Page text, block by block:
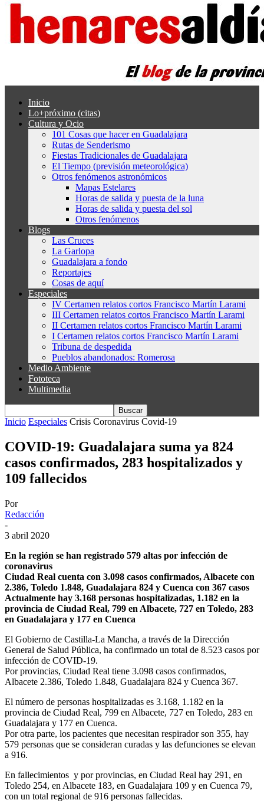
Inicio
Lo+próximo (citas)
Cultura y Ocio
101 Cosas que hacer en Guadalajara
Rutas de Senderismo
Fiestas Tradicionales de Guadalajara
El Tiempo (previsión meteorológica)
Otros fenómenos astronómicos
Mapas Estelares
Horas de salida y puesta de la luna
Horas de salida y puesta del sol
Otros fenómenos
Blogs
Las Cruces
La Garlopa
Guadalajara a fondo
Reportajes
Cosas de aquí
Especiales
IV Certamen relatos cortos Francisco Martín Larami
III Certamen relatos cortos Francisco Martín Larami
II Certamen relatos cortos Francisco Martín Larami
I Certamen relatos cortos Francisco Martín Larami
Tribuna de despedida
Pueblos abandonados: Romerosa
Medio Ambiente
Fototeca
Multimedia
Inicio Especiales Crisis Coronavirus Covid-19
COVID-19: Guadalajara suma ya 824
casos confirmados, 283 hospitalizados y
109 fallecidos
Por
Redacción
-
3 abril 2020
En la región se han registrado 579 altas por infección de
coronavirus
Ciudad Real cuenta con 3.098 casos confirmados, Albacete con
2.386, Toledo 1.848, Guadalajara 824 y Cuenca con 367 casos
Actualmente hay 3.168 personas hospitalizadas, 1.182 en la
provincia de Ciudad Real, 799 en Albacete, 727 en Toledo, 283
en Guadalajara y 177 en Cuenca
El Gobierno de Castilla-La Mancha, a través de la Dirección
General de Salud Pública, ha confirmado un total de 8.523 casos por
infección de COVID-19.
Por provincias, Ciudad Real tiene 3.098 casos confirmados,
Albacete 2.386, Toledo 1.848, Guadalajara 824 y Cuenca 367.
El número de personas hospitalizadas es 3.168, 1.182 en la
provincia de Ciudad Real, 799 en Albacete, 727 en Toledo, 283 en
Guadalajara y 177 en Cuenca.
Por otra parte, los pacientes que necesitan respirador son 355, hay
579 personas que se consideran curadas y las defunciones se elevan
a 916.
En fallecimientos y por provincias, en Ciudad Real hay 291, en
Toledo 254, en Albacete 183, en Guadalajara 109 y en Cuenca 79,
con un total regional de 916 personas fallecidas.